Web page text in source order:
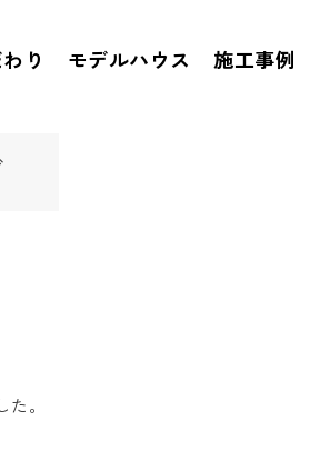
り モデルハウス 施工事例
。